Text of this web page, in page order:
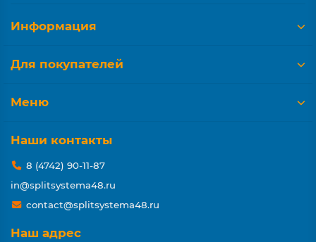
Информация
Для покупателей
Меню
Наши контакты
8 (4742) 90-11-87
in@splitsystema48.ru
contact@splitsystema48.ru
Наш адрес